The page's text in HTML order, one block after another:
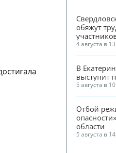
обяжут
4 августа в
В
выступит
5 августа в
Отбой
области
5 августа в